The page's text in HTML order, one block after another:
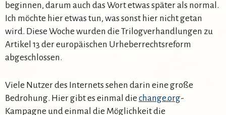
beginnen, darum auch das Wort etwas später als normal.
Ich möchte hier etwas tun, was sonst hier nicht getan
wird. Diese Woche wurden die Trilogverhandlungen zu
Artikel 13 der europäischen Urheberrechtsreform
abgeschlossen.
Viele Nutzer des Internets sehen darin eine große
Bedrohung. Hier gibt es einmal die change.org-
Kampagne und einmal die Möglichkeit die